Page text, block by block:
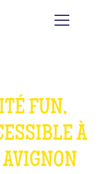
FUN,
À